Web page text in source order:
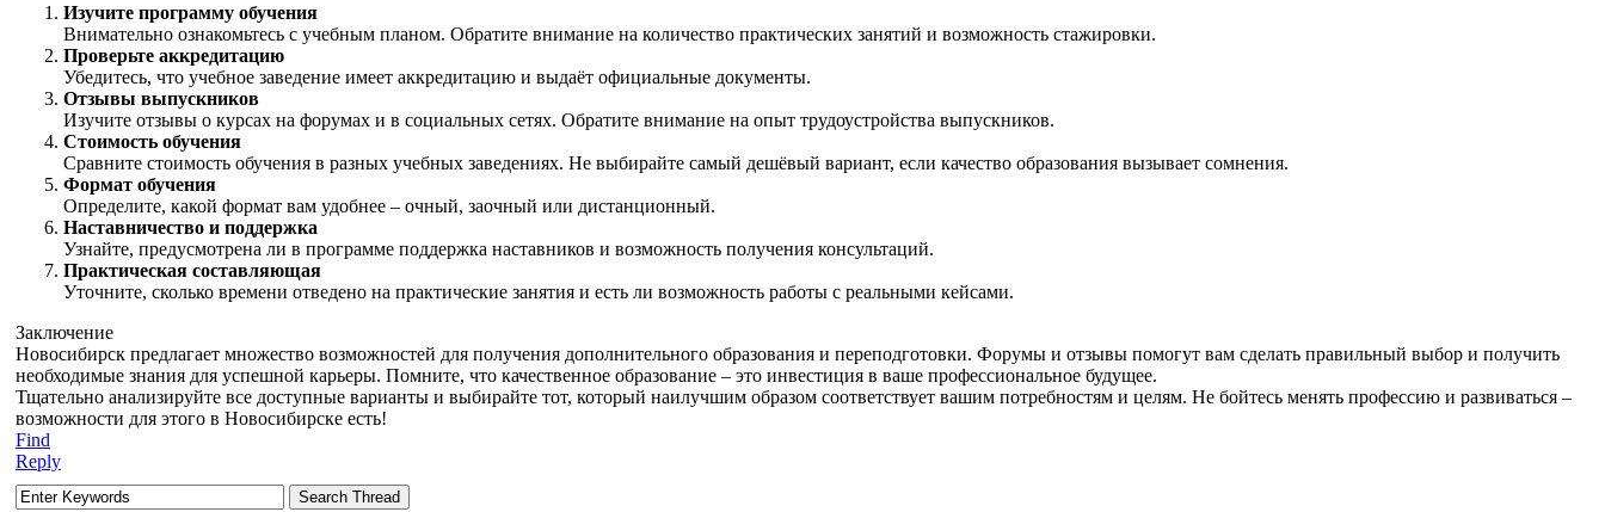
Изучите программу обучения
Внимательно ознакомьтесь с учебным планом. Обратите внимание на количество практических занятий и возможность стажировки.
Проверьте аккредитацию
Убедитесь, что учебное заведение имеет аккредитацию и выдаёт официальные документы.
Отзывы выпускников
Изучите отзывы о курсах на форумах и в социальных сетях. Обратите внимание на опыт трудоустройства выпускников.
Стоимость обучения
Сравните стоимость обучения в разных учебных заведениях. Не выбирайте самый дешёвый вариант, если качество образования вызывает сомнения.
Формат обучения
Определите, какой формат вам удобнее – очный, заочный или дистанционный.
Наставничество и поддержка
Узнайте, предусмотрена ли в программе поддержка наставников и возможность получения консультаций.
Практическая составляющая
Уточните, сколько времени отведено на практические занятия и есть ли возможность работы с реальными кейсами.
Заключение
Новосибирск предлагает множество возможностей для получения дополнительного образования и переподготовки. Форумы и отзывы помогут вам сделать правильный выбор и получить
необходимые знания для успешной карьеры. Помните, что качественное образование – это инвестиция в ваше профессиональное будущее.
Тщательно анализируйте все доступные варианты и выбирайте тот, который наилучшим образом соответствует вашим потребностям и целям. Не бойтесь менять профессию и развиваться –
возможности для этого в Новосибирске есть!
Find
Reply